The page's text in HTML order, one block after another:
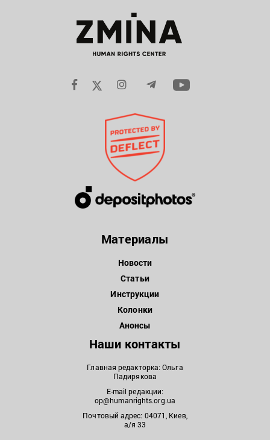
Материалы
Новости
Статьи
Инструкции
Колонки
Анонсы
Наши контакты
Главная редакторка: Ольга
Падирякова
E-mail редакции:
op@humanrights.org.ua
Почтовый адрес: 04071, Киев,
а/я 33